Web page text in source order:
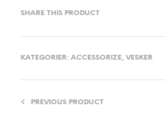
SHARE THIS PRODUCT
KATEGORIER: ACCESSORIZE, VESKER
PREVIOUS PRODUCT